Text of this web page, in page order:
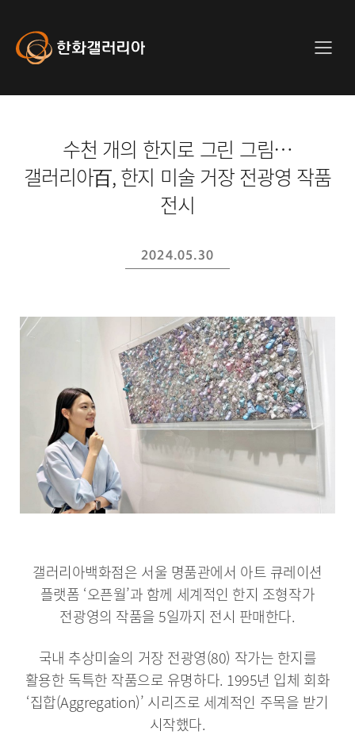
전
수천 개의 한지로 그린 그림…
갤러리아百, 한지 미술 거장 전광영 작품
전시
2024.05.30
갤러리아백화점은 서울 명품관에서 아트 큐레이션
플랫폼 ‘오픈월’과 함께 세계적인 한지 조형작가
전광영의 작품을 5일까지 전시 판매한다.
국내 추상미술의 거장 전광영(80) 작가는 한지를
활용한 독특한 작품으로 유명하다. 1995년 입체 회화
‘집합(Aggregation)’ 시리즈로 세계적인 주목을 받기
시작했다.